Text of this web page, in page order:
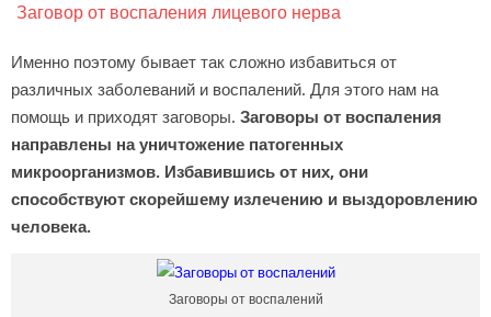
Заговор от воспаления лицевого нерва
Именно поэтому бывает так сложно избавиться от
различных заболеваний и воспалений. Для этого нам на
помощь и приходят заговоры. Заговоры от воспаления
направлены на уничтожение патогенных
микроорганизмов. Избавившись от них, они
способствуют скорейшему излечению и выздоровлению
человека.
Заговоры от воспалений